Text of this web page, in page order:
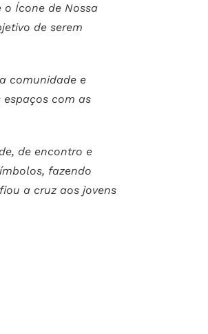
Ícone de Nossa
de serem
comunidade e
com as
de encontro e
fazendo
a cruz aos jovens